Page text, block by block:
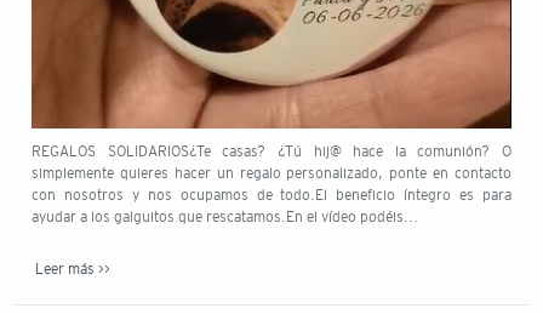
REGALOS SOLIDARIOS¿Te casas? ¿Tú hij@ hace la comunión? O
simplemente quieres hacer un regalo personalizado, ponte en contacto
con nosotros y nos ocupamos de todo.El beneficio íntegro es para
ayudar a los galguitos que rescatamos.En el vídeo podéis...
Leer más >>